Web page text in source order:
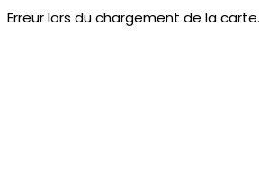
Erreur lors du chargement de la carte.